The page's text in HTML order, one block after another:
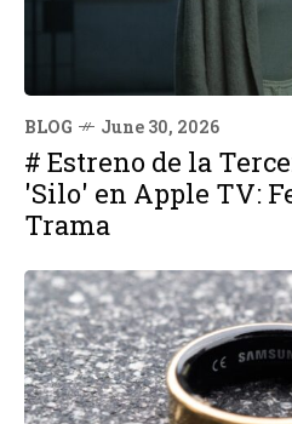
BLOG June 30, 2026
# Estreno de la
'Silo' en Apple TV:
Trama